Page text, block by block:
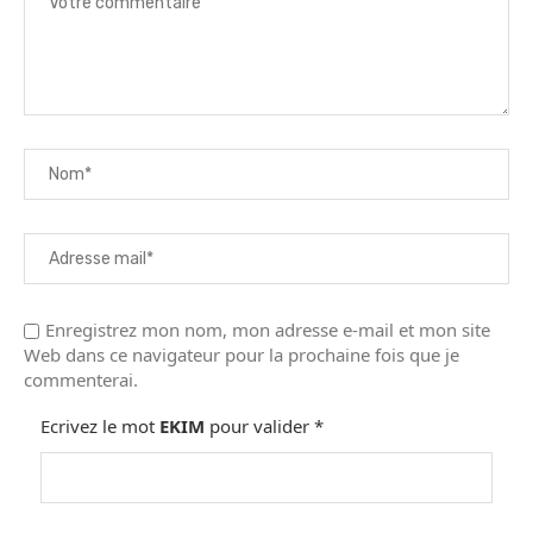
Enregistrez mon nom, mon adresse e-mail et mon site
Web dans ce navigateur pour la prochaine fois que je
commenterai.
Ecrivez le mot EKIM pour valider *